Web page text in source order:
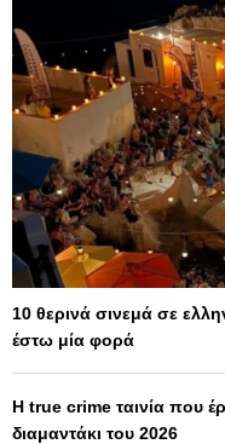
10 θερινά σινεμά σε
έστω μία φορά
Η true crime ταινία που
διαμαντάκι του 2026